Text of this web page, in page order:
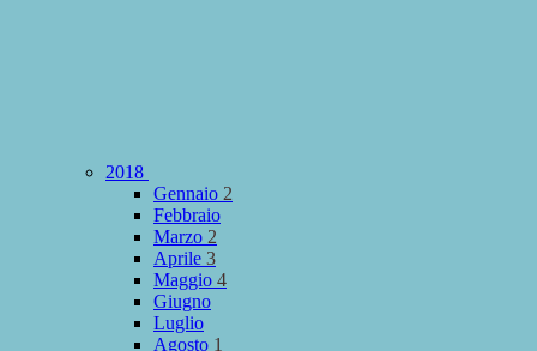
2018
Gennaio 2
Febbraio
Marzo 2
Aprile 3
Maggio 4
Giugno
Luglio
Agosto 1